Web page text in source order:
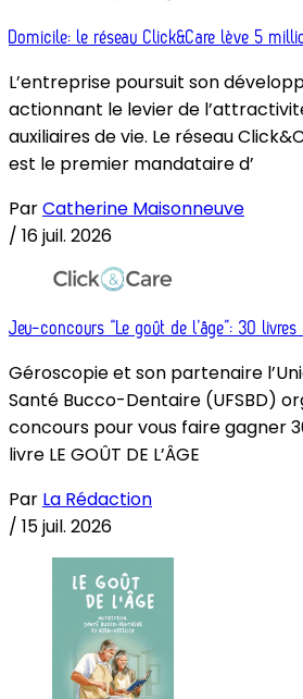
Domicile: le réseau Click&Care lève 5
L’entreprise poursuit son
actionnant le levier de
auxiliaires de vie. Le réseau
est le premier mandataire d’
ParCatherine Maisonneuve
/ 16 juil. 2026
Jeu-concours “Le goût de l’âge”: 30
Géroscopie et son partenaire
Santé Bucco-Dentaire (UFSBD)
concours pour vous faire gagner
livre LE GOÛT DE L’ÂGE
Par La Rédaction
/ 15 juil. 2026